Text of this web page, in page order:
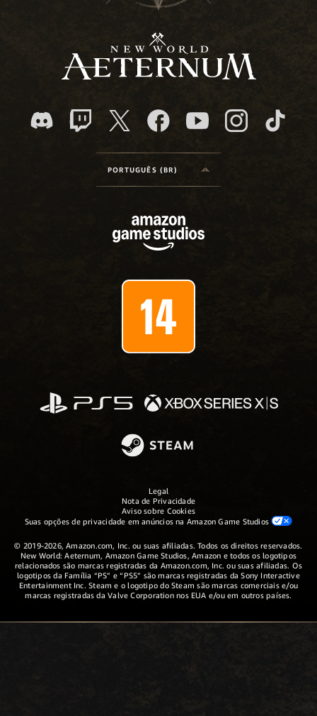
PORTUGUÊS (BR)
Legal
Nota de Privacidade
Aviso sobre Cookies
Suas opções de privacidade em anúncios na Amazon Game Studios
© 2019-2026, Amazon.com, Inc. ou suas afiliadas. Todos os direitos reservados.
New World: Aeternum, Amazon Game Studios, Amazon e todos os logotipos
relacionados são marcas registradas da Amazon.com, Inc. ou suas afiliadas. Os
logotipos da Família “PS” e “PS5” são marcas registradas da Sony Interactive
Entertainment Inc. Steam e o logotipo do Steam são marcas comerciais e/ou
marcas registradas da Valve Corporation nos EUA e/ou em outros países.